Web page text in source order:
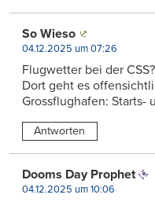
So Wieso
04.12.2025 um 07:26
Flugwetter bei der CSS?
Dort geht es
Grossflughafen: Starts-
Antworten
Dooms Day Prophet
04.12.2025 um 10:06